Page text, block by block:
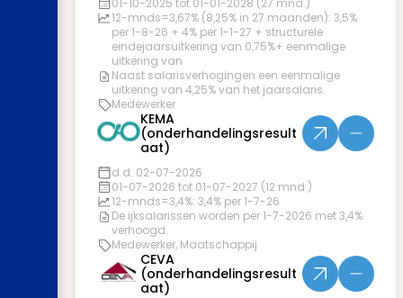
01-10-2025 tot 01-01-2028 (27 mnd.)
12-mnds=3,67% (8,25% in 27 maanden): 3,5%
per 1-8-26 + 4% per 1-1-27 + structurele
eindejaarsuitkering van 0,75%+ eenmalige
uitkering van
Naast salarisverhogingen een eenmalige
uitkering van 4,25% van het jaarsalaris.
Medewerker
KEMA
(onderhandelingsresult
aat)
d.d. 02-07-2026
01-07-2026 tot 01-07-2027 (12 mnd.)
12-mnds=3,4%: 3,4% per 1-7-26
De ijksalarissen worden per 1-7-2026 met 3,4%
verhoogd.
Medewerker, Maatschappij
CEVA
(onderhandelingsresult
aat)